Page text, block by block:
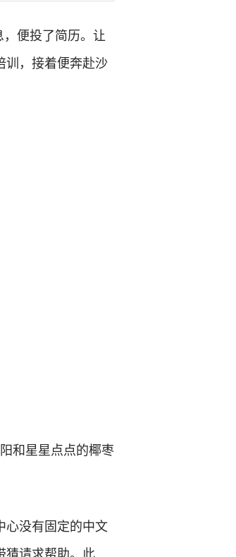
便投了简历。让
训，接着便奔赴沙
和星星点点的椰枣
心没有固定的中文
猜请求帮助。此